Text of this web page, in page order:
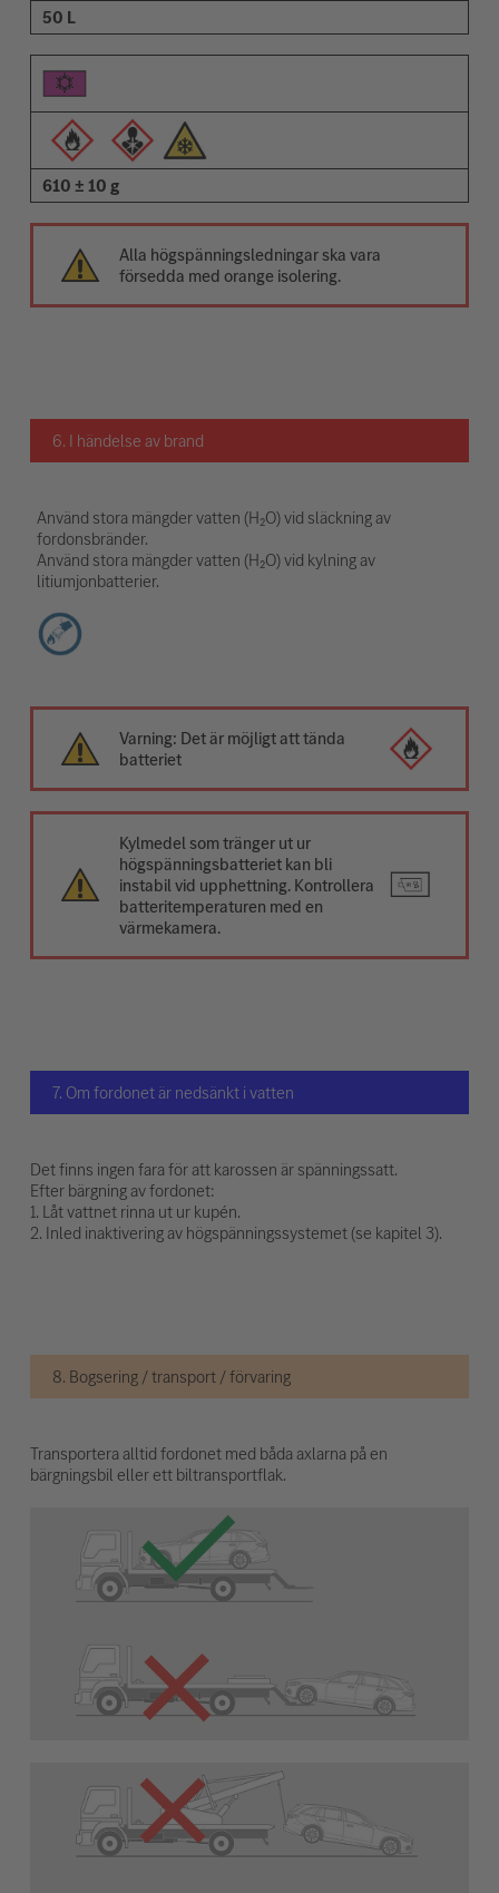
50 L
610 ± 10 g
Alla högspänningsledningar ska vara
försedda med orange isolering.
6. I händelse av brand
Använd stora mängder vatten (H₂O) vid släckning av
fordonsbränder.
Använd stora mängder vatten (H₂O) vid kylning av
litiumjonbatterier.
Varning: Det är möjligt att tända
batteriet
Kylmedel som tränger ut ur
högspänningsbatteriet kan bli
instabil vid upphettning. Kontrollera
batteritemperaturen med en
värmekamera.
7. Om fordonet är nedsänkt i vatten
Det finns ingen fara för att karossen är spänningssatt.
Efter bärgning av fordonet:
1. Låt vattnet rinna ut ur kupén.
2. Inled inaktivering av högspänningssystemet (se kapitel 3).
8. Bogsering / transport / förvaring
Transportera alltid fordonet med båda axlarna på en
bärgningsbil eller ett biltransportflak.